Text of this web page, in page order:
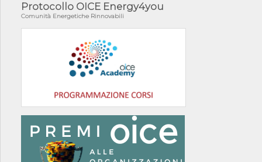
Protocollo OICE Energy4you
Comunità Energetiche Rinnovabili